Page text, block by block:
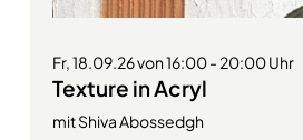
Fr, 18.09.26 von 16:00 - 20:00 Uhr
Texture in Acryl
mit Shiva Abossedgh